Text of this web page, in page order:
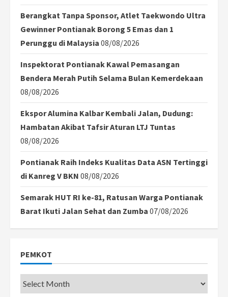
Berangkat Tanpa Sponsor, Atlet Taekwondo Ultra
Gewinner Pontianak Borong 5 Emas dan 1
Perunggu di Malaysia 08/08/2026
Inspektorat Pontianak Kawal Pemasangan
Bendera Merah Putih Selama Bulan Kemerdekaan
08/08/2026
Ekspor Alumina Kalbar Kembali Jalan, Dudung:
Hambatan Akibat Tafsir Aturan LTJ Tuntas
08/08/2026
Pontianak Raih Indeks Kualitas Data ASN Tertinggi
di Kanreg V BKN 08/08/2026
Semarak HUT RI ke-81, Ratusan Warga Pontianak
Barat Ikuti Jalan Sehat dan Zumba 07/08/2026
PEMKOT
Pemkot